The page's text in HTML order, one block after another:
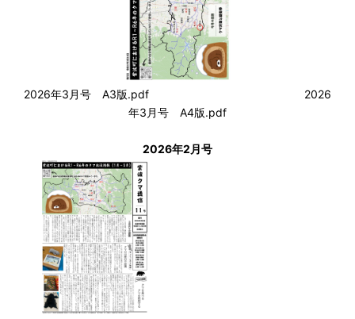
2026年3月号 A3版.pdf
2026
年3月号 A4版.pdf
2026年2月号